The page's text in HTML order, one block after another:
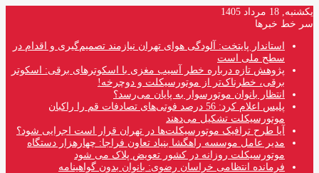
یکشنبه, 18 مرداد 1405
سر خط خبرها
استاندار پایتخت: آلودگی هوای تهران نیازمند تصمیم‌گیری و اقدام در
سطح ملی است
پژوهش تازه درباره خطر آسیب مغزی با اسکوترهای برقی: اسکوتر
برقی، خطرناک‌تر از موتورسیکلت و دوچرخه!
انتظار بانوان موتورسوار به پایان می‌رسد؟
پلیس اعلام کرد: 56 درصد فوتی‌های تصادفات قم را راکبان
موتورسیکلت تشکیل می‌دهند
آیا طرح ترافیک موتورسیکلت‌ها در تهران قرار است اجرایی شود؟
مدیر عامل موسسه راهگشا بنیاد تعاون فراجا: چهارهزار دستگاه
موتورسیکلت روزانه در کشور تعویض پلاک می شود
فرمانده انتظامی خراسان رضوی: بانوان بدون گواهینامه